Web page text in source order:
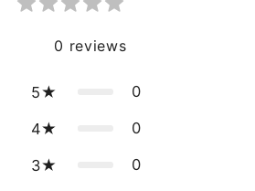
0 reviews
5 0
4 0
3 0